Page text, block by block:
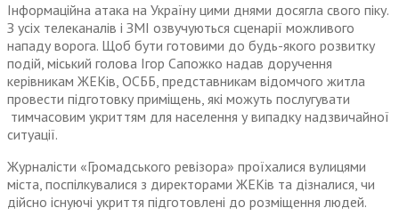
Інформаційна атака на Україну цими днями досягла свого піку.
З усіх телеканалів і ЗМІ озвучуються сценарії можливого
нападу ворога. Щоб бути готовими до будь-якого розвитку
подій, міський голова Ігор Сапожко надав доручення
керівникам ЖЕКів, ОСББ, представникам відомчого житла
провести підготовку приміщень, які можуть послугувати
тимчасовим укриттям для населення у випадку надзвичайної
ситуації.
Журналісти «Громадського ревізора» проїхалися вулицями
міста, поспілкувалися з директорами ЖЕКів та дізналися, чи
дійсно існуючі укриття підготовлені до розміщення людей.